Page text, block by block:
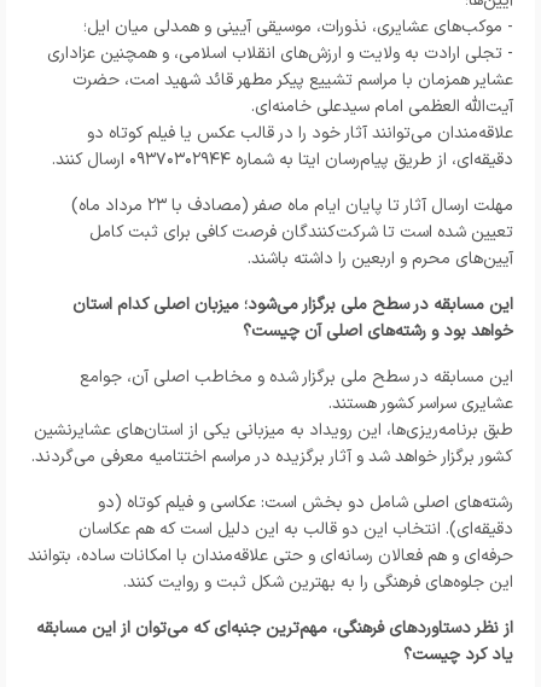
- موکب‌های عشایری، نذورات، موسیقی آیینی و همدلی میان ایل؛
- تجلی ارادت به ولایت و ارزش‌های انقلاب اسلامی، و همچنین عزاداری
عشایر همزمان با مراسم تشییع پیکر مطهر قائد شهید امت، حضرت
آیت‌الله العظمی امام سیدعلی خامنه‌ای.
علاقه‌مندان می‌توانند آثار خود را در قالب عکس یا فیلم کوتاه دو
دقیقه‌ای، از طریق پیام‌رسان ایتا به شماره ۰۹۳۷۰۳۰۲۹۴۴ ارسال کنند.
مهلت ارسال آثار تا پایان ایام ماه صفر (مصادف با ۲۳ مرداد ماه)
تعیین شده است تا شرکت‌کنندگان فرصت کافی برای ثبت کامل
آیین‌های محرم و اربعین را داشته باشند.
این مسابقه در سطح ملی برگزار می‌شود؛ میزبان اصلی کدام استان
خواهد بود و رشته‌های اصلی آن چیست؟
این مسابقه در سطح ملی برگزار شده و مخاطب اصلی آن، جوامع
عشایری سراسر کشور هستند.
طبق برنامه‌ریزی‌ها، این رویداد به میزبانی یکی از استان‌های عشایرنشین
کشور برگزار خواهد شد و آثار برگزیده در مراسم اختتامیه معرفی می‌گردند.
رشته‌های اصلی شامل دو بخش است: عکاسی و فیلم کوتاه (دو
دقیقه‌ای). انتخاب این دو قالب به این دلیل است که هم عکاسان
حرفه‌ای و هم فعالان رسانه‌ای و حتی علاقه‌مندان با امکانات ساده، بتوانند
این جلوه‌های فرهنگی را به بهترین شکل ثبت و روایت کنند.
از نظر دستاوردهای فرهنگی، مهم‌ترین جنبه‌ای که می‌توان از این مسابقه
یاد کرد چیست؟